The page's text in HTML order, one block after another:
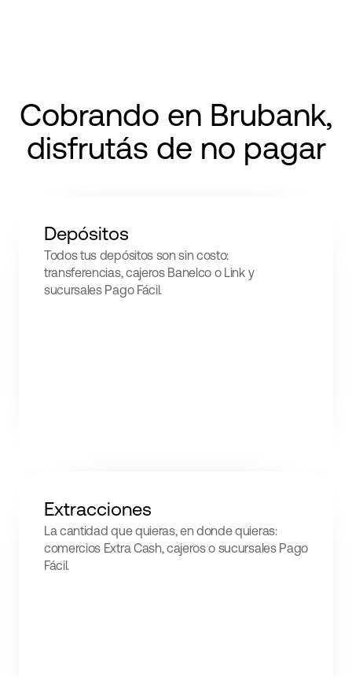
Cobrando en Brubank,
disfrutás de no pagar
Depósitos
Todos tus depósitos son sin costo:
transferencias, cajeros Banelco o Link y
sucursales Pago Fácil.
Extracciones
La cantidad que quieras, en donde quieras:
comercios Extra Cash, cajeros o sucursales Pago
Fácil.